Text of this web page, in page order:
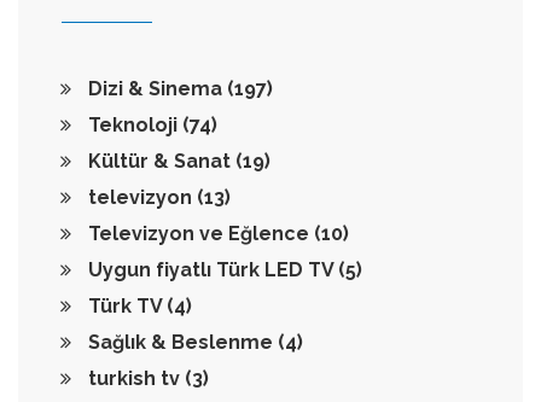
Dizi & Sinema (197)
Teknoloji (74)
Kültür & Sanat (19)
televizyon (13)
Televizyon ve Eğlence (10)
Uygun fiyatlı Türk LED TV (5)
Türk TV (4)
Sağlık & Beslenme (4)
turkish tv (3)